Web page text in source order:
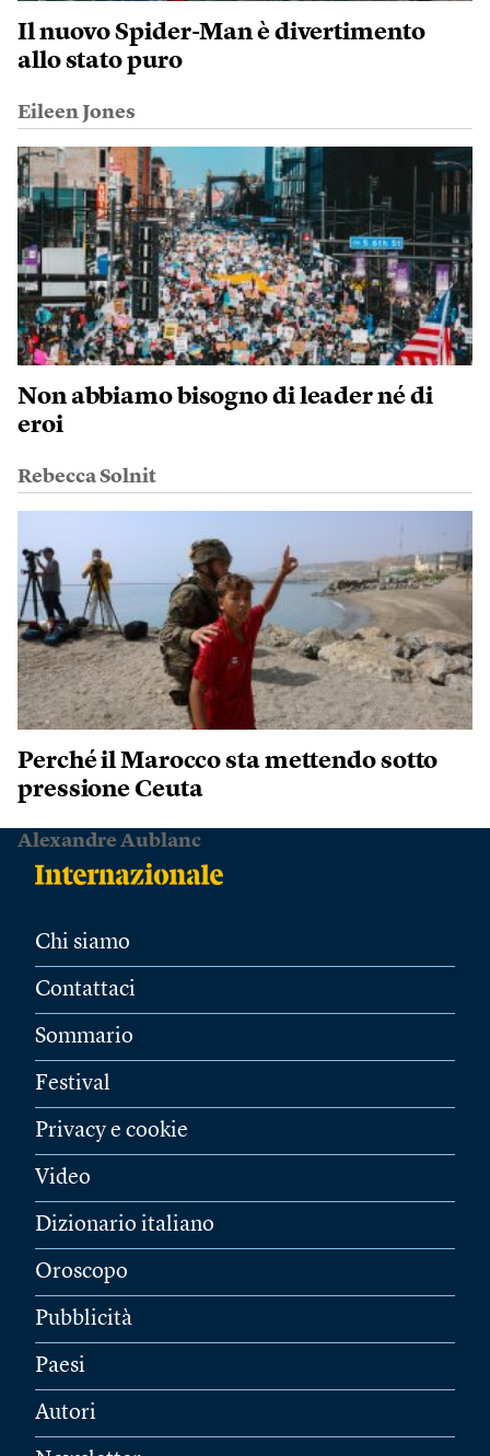
Il nuovo Spider-Man è divertimento
allo stato puro
Eileen Jones
Non abbiamo bisogno di leader né di
eroi
Rebecca Solnit
Perché il Marocco sta mettendo sotto
pressione Ceuta
Alexandre Aublanc
Chi siamo
Contattaci
Sommario
Festival
Privacy e cookie
Video
Dizionario italiano
Oroscopo
Pubblicità
Paesi
Autori